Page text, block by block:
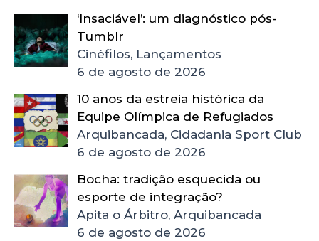
‘Insaciável’: um diagnóstico pós-
Tumblr
Cinéfilos, Lançamentos
6 de agosto de 2026
10 anos da estreia histórica da
Equipe Olímpica de Refugiados
Arquibancada, Cidadania Sport Club
6 de agosto de 2026
Bocha: tradição esquecida ou
esporte de integração?
Apita o Árbitro, Arquibancada
6 de agosto de 2026